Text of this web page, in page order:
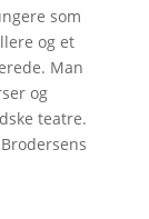
som
og et
Man
og
teatre.